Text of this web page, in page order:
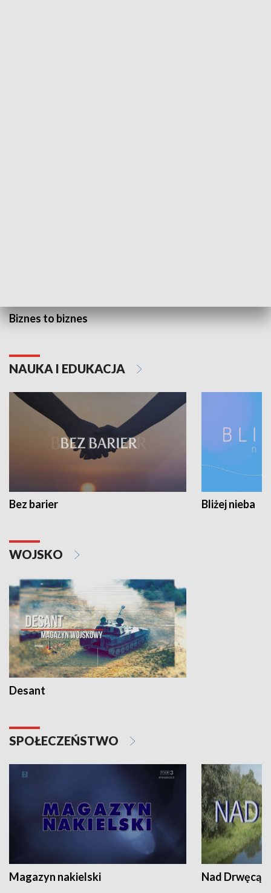
Biznes to biznes
NAUKA I EDUKACJA
Bez barier Bliżej nieba
WOJSKO
Desant
SPOŁECZEŃSTWO
Magazyn nakielski Nad Drwęcą